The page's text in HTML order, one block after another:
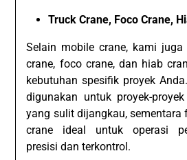
Truck Crane, Foco Crane,
Selain mobile crane, kami juga
crane, foco crane, dan hiab
kebutuhan spesifik proyek
digunakan untuk proyek-
yang sulit dijangkau, sementara
crane ideal untuk operasi
presisi dan terkontrol.